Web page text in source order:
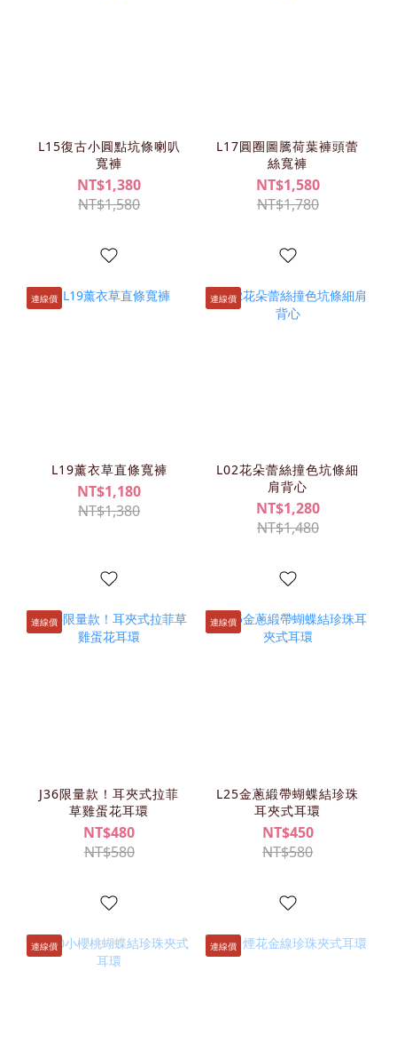
L15復古小圓點坑條喇叭
寬褲
NT$1,380
NT$1,580
L17圓圈圖騰荷葉褲頭蕾
絲寬褲
NT$1,580
NT$1,780
連線價
L19薰衣草直條寬褲
NT$1,180
NT$1,380
連線價
L02花朵蕾絲撞色坑條細
肩背心
NT$1,280
NT$1,480
連線價
J36限量款！耳夾式拉菲
草雞蛋花耳環
NT$480
NT$580
連線價
L25金蔥緞帶蝴蝶結珍珠
耳夾式耳環
NT$450
NT$580
連線價 連線價